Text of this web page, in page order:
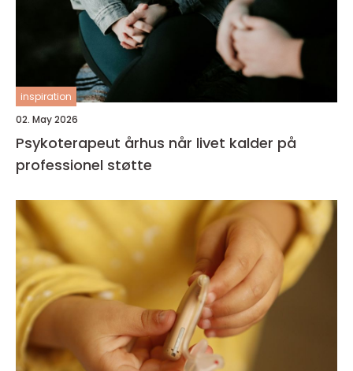
inspiration
02. May 2026
Psykoterapeut århus når livet kalder på
professionel støtte